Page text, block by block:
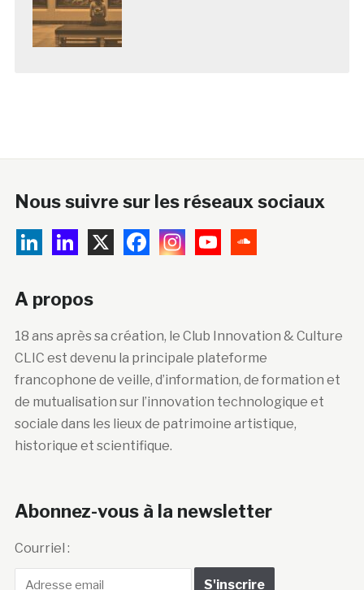
Nous suivre sur les réseaux sociaux
A propos
18 ans après sa création, le Club Innovation & Culture
CLIC est devenu la principale plateforme
francophone de veille, d’information, de formation et
de mutualisation sur l’innovation technologique et
sociale dans les lieux de patrimoine artistique,
historique et scientifique.
Abonnez-vous à la newsletter
Courriel :